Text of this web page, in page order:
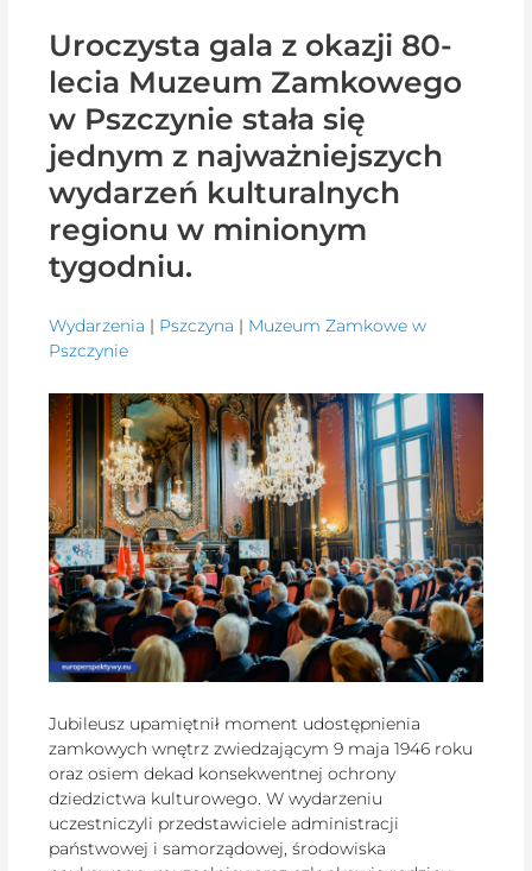
Uroczysta gala z okazji 80-
lecia Muzeum Zamkowego
w Pszczynie stała się
jednym z najważniejszych
wydarzeń kulturalnych
regionu w minionym
tygodniu.
Wydarzenia | Pszczyna | Muzeum Zamkowe w
Pszczynie
Jubileusz upamiętnił moment udostępnienia
zamkowych wnętrz zwiedzającym 9 maja 1946 roku
oraz osiem dekad konsekwentnej ochrony
dziedzictwa kulturowego. W wydarzeniu
uczestniczyli przedstawiciele administracji
państwowej i samorządowej, środowiska